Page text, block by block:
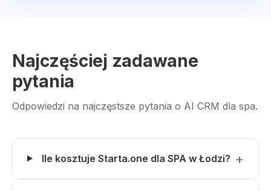
Najczęściej zadawane
pytania
Odpowiedzi na najczęstsze pytania o AI CRM dla spa.
Ile kosztuje Starta.one dla SPA w Łodzi?